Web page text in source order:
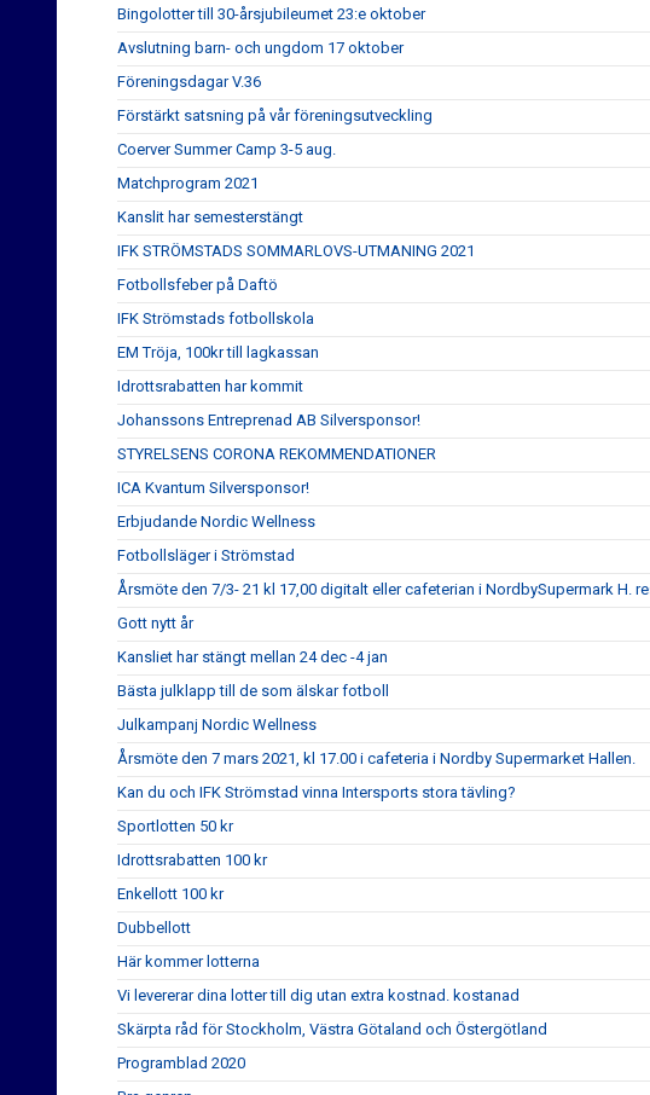
Bingolotter till 30-årsjubileumet 23:e oktober
Avslutning barn- och ungdom 17 oktober
Föreningsdagar V.36
Förstärkt satsning på vår föreningsutveckling
Coerver Summer Camp 3-5 aug.
Matchprogram 2021
Kanslit har semesterstängt
IFK STRÖMSTADS SOMMARLOVS-UTMANING 2021
Fotbollsfeber på Daftö
IFK Strömstads fotbollskola
EM Tröja, 100kr till lagkassan
Idrottsrabatten har kommit
Johanssons Entreprenad AB Silversponsor!
STYRELSENS CORONA REKOMMENDATIONER
ICA Kvantum Silversponsor!
Erbjudande Nordic Wellness
Fotbollsläger i Strömstad
Årsmöte den 7/3- 21 kl 17,00 digitalt eller cafeterian i NordbySupermark H.
Gott nytt år
Kansliet har stängt mellan 24 dec -4 jan
Bästa julklapp till de som älskar fotboll
Julkampanj Nordic Wellness
Årsmöte den 7 mars 2021, kl 17.00 i cafeteria i Nordby Supermarket Hallen.
Kan du och IFK Strömstad vinna Intersports stora tävling?
Sportlotten 50 kr
Idrottsrabatten 100 kr
Enkellott 100 kr
Dubbellott
Här kommer lotterna
Vi levererar dina lotter till dig utan extra kostnad. kostanad
Skärpta råd för Stockholm, Västra Götaland och Östergötland
Programblad 2020